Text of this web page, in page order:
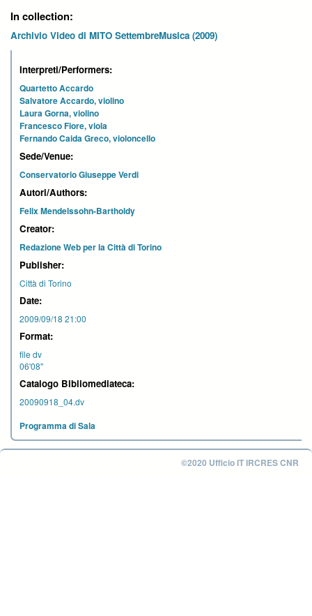
In collection:
Archivio Video di MITO SettembreMusica (2009)
Interpreti/Performers:
Quartetto Accardo
Salvatore Accardo, violino
Laura Gorna, violino
Francesco Fiore, viola
Fernando Caida Greco, violoncello
Sede/Venue:
Conservatorio Giuseppe Verdi
Autori/Authors:
Felix Mendelssohn-Bartholdy
Creator:
Redazione Web per la Città di Torino
Publisher:
Città di Torino
Date:
2009/09/18 21:00
Format:
file dv
06'08''
Catalogo Bibliomediateca:
20090918_04.dv
Programma di Sala
©2020 Ufficio IT IRCRES CNR